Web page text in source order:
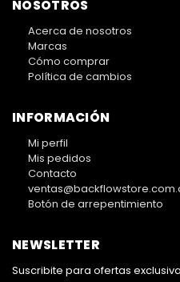
NOSOTROS
Acerca de nosotros
Marcas
Cómo comprar
Política de cambios
INFORMACIÓN
Mi perfil
Mis pedidos
Contacto
Botón de arrepentimiento
NEWSLETTER
Suscribite para ofertas